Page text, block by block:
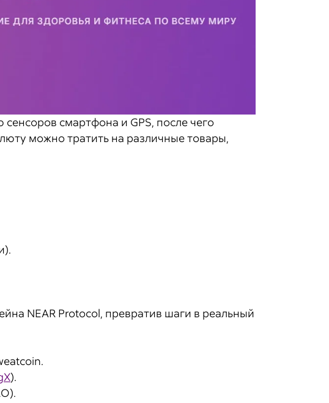
смартфона и GPS, после чего
можно тратить на различные товары,
NEAR Protocol, превратив шаги в реальный
).